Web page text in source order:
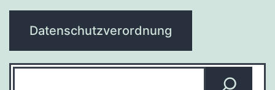
Datenschutzverordnung
Suchen